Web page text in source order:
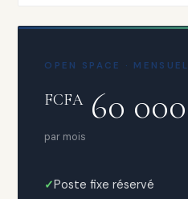
OPEN SPACE · MENSUEL
FCFA60 000
par mois
Poste fixe réservé